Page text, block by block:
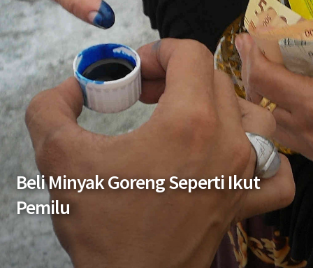
Beli Minyak Goreng Seperti Ikut
Pemilu